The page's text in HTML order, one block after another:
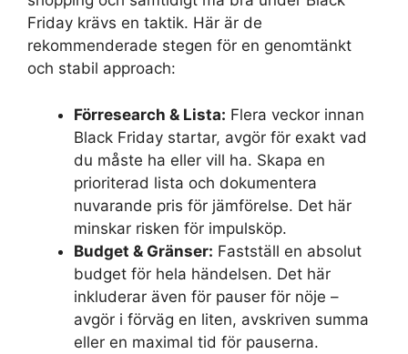
Friday krävs en taktik. Här är de
rekommenderade stegen för en genomtänkt
och stabil approach:
Förresearch & Lista: Flera veckor innan
Black Friday startar, avgör för exakt vad
du måste ha eller vill ha. Skapa en
prioriterad lista och dokumentera
nuvarande pris för jämförelse. Det här
minskar risken för impulsköp.
Budget & Gränser: Fastställ en absolut
budget för hela händelsen. Det här
inkluderar även för pauser för nöje –
avgör i förväg en liten, avskriven summa
eller en maximal tid för pauserna.